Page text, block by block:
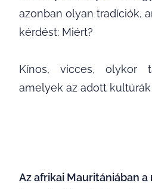
azonban olyan tradíciók,
kérdést: Miért?
Kínos, vicces, olykor
amelyek az adott
Az afrikai Mauritániában a